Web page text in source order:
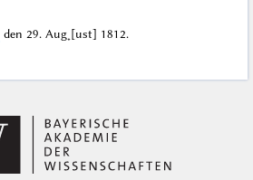
den29. Aug˖[ust] 1812.